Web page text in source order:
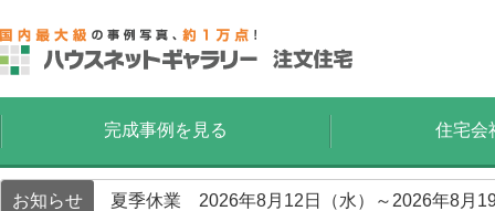
完成事例を見る 住宅会
お知らせ 夏季休業 2026年8月12日（水）～2026年8月